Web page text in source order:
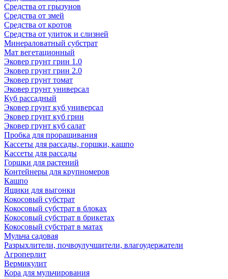
Средства от грызунов
Средства от змей
Средства от кротов
Средства от улиток и слизней
Минераловатный субстрат
Мат вегетационный
Эковер грунт грин 1.0
Эковер грунт грин 2.0
Эковер грунт томат
Эковер грунт универсал
Куб рассадный
Эковер грунт куб универсал
Эковер грунт куб грин
Эковер грунт куб салат
Пробка для проращивания
Кассеты для рассады, горшки, кашпо
Кассеты для рассады
Горшки для растений
Контейнеры для крупномеров
Кашпо
Ящики для выгонки
Кокосовый субстрат
Кокосовый субстрат в блоках
Кокосовый субстрат в брикетах
Кокосовый субстрат в матах
Мульча садовая
Разрыхлители, почвоулучшители, влагоудержатели
Агроперлит
Вермикулит
Кора для мульчирования